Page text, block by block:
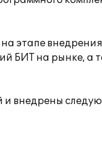
этапе
БИТ на рынке,
и внедрены